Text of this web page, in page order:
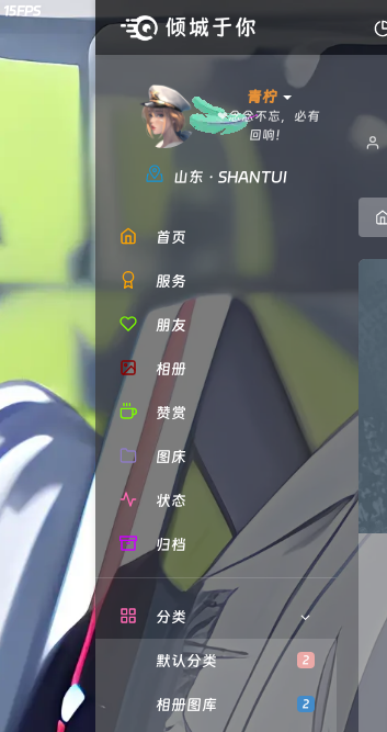
青柠
❤\&F 6 2
山东 · SHANTUI
首页
服务
朋友
相册
赞赏
图床
状态
归档
分类
2
默认分类
2
相册图库